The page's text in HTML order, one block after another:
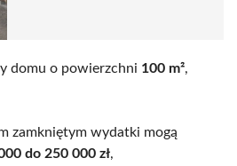
domu o powierzchni 100 m²,
zamkniętym wydatki mogą
do 250 000 zł,